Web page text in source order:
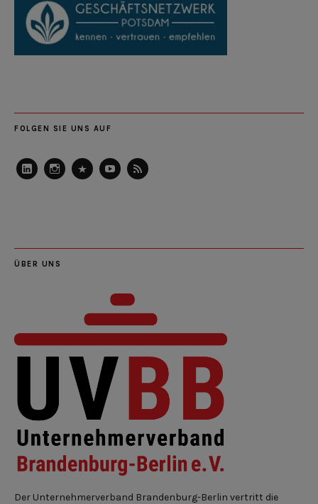
FOLGEN SIE UNS AUF
ÜBER UNS
Der Unternehmerverband Brandenburg-Berlin vertritt die